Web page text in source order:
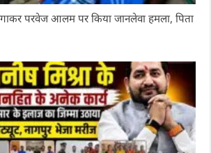
परवेज आलम पर किया जानलेवा हमला, पिता